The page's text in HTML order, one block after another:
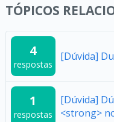
TÓPICOS
4
respostas
[Dúvida]
1
respostas
[Dúvida]
<strong>